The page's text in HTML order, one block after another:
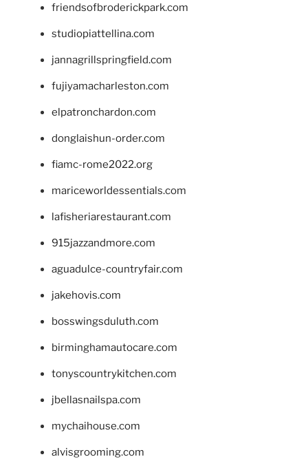
friendsofbroderickpark.com
studiopiattellina.com
jannagrillspringfield.com
fujiyamacharleston.com
elpatronchardon.com
donglaishun-order.com
fiamc-rome2022.org
mariceworldessentials.com
lafisheriarestaurant.com
915jazzandmore.com
aguadulce-countryfair.com
jakehovis.com
bosswingsduluth.com
birminghamautocare.com
tonyscountrykitchen.com
jbellasnailspa.com
mychaihouse.com
alvisgrooming.com